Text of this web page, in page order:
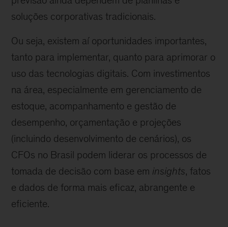
soluções corporativas tradicionais.
Ou seja, existem aí oportunidades importantes,
tanto para implementar, quanto para aprimorar o
uso das tecnologias digitais. Com investimentos
na área, especialmente em gerenciamento de
estoque, acompanhamento e gestão de
desempenho, orçamentação e projeções
(incluindo desenvolvimento de cenários), os
CFOs no Brasil podem liderar os processos de
tomada de decisão com base em insights, fatos
e dados de forma mais eficaz, abrangente e
eficiente.